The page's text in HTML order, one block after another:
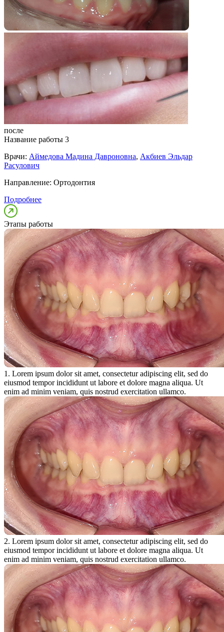
после
Название работы 3
Врачи: Аймедова Мадина Давроновна, Акбиев Эльдар
Расулович
Направление: Ортодонтия
Подробнее
Этапы работы
1. Lorem ipsum dolor sit amet, consectetur adipiscing elit, sed do
eiusmod tempor incididunt ut labore et dolore magna aliqua. Ut
enim ad minim veniam, quis nostrud exercitation ullamco.
2. Lorem ipsum dolor sit amet, consectetur adipiscing elit, sed do
eiusmod tempor incididunt ut labore et dolore magna aliqua. Ut
enim ad minim veniam, quis nostrud exercitation ullamco.